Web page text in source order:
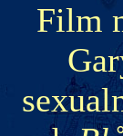
Film